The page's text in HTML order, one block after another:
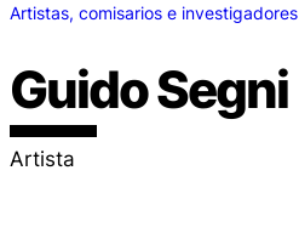
Artistas, comisarios e investigadores
Guido Segni
Artista